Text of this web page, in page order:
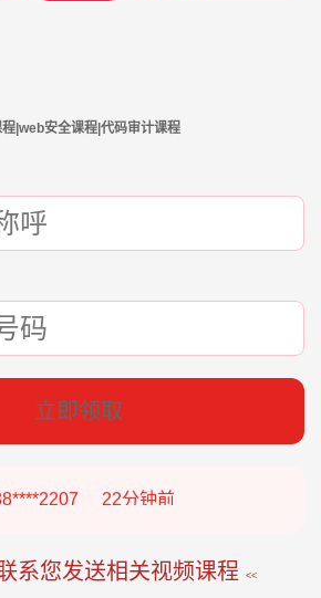
|web安全课程|代码审计课程
立即领取
22分钟前
系您发送相关视频课程 <<